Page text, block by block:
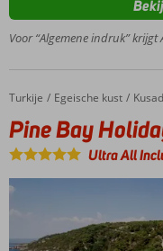
Spa- en feelgood
Gratis
toegang
spetterend
Aquapark
Voor “Algemene indruk”
Home
Turkije Egeische kust
Pine Bay Holiday Resort
Pine Bay
Ultra All